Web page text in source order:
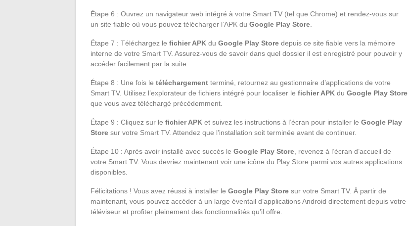
Étape 6 : Ouvrez un navigateur web intégré à votre Smart TV (tel que Chrome) et rendez-vous sur
un site fiable où vous pouvez télécharger l’APK du Google Play Store
Étape 7 : Téléchargez le fichier APK du Google Play Store depuis ce site fiable vers la mémoire
interne de votre Smart TV. Assurez-vous de savoir dans quel dossier il est enregistré pour pouvoir y
accéder facilement par la suite.
Étape 8 : Une fois le téléchargement terminé, retournez au gestionnaire d’applications de votre
Smart TV. Utilisez l’explorateur de fichiers intégré pour localiser le fichier APK du Google Play Store
que vous avez téléchargé précédemment.
Étape 9 : Cliquez sur le fichier APK et suivez les instructions à l’écran pour installer le Google Play
Store sur votre Smart TV. Attendez que l’installation soit terminée avant de continuer.
Étape 10 : Après avoir installé avec succès le Google Play Store , revenez à l’écran d’accueil de
votre Smart TV. Vous devriez maintenant voir une icône du Play Store parmi vos autres applications
disponibles.
Félicitations ! Vous avez réussi à installer le Google Play Store sur votre Smart TV. À partir de
maintenant, vous pouvez accéder à un large éventail d’applications Android directement depuis votre
téléviseur et profiter pleinement des fonctionnalités qu’il offre.